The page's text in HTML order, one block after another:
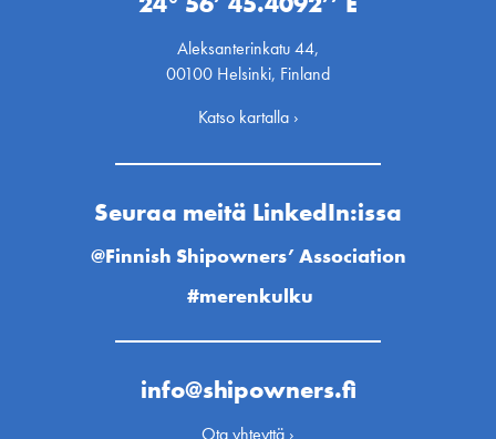
Aleksanterinkatu 44,
00100 Helsinki, Finland
Katso kartalla ›
Seuraa meitä LinkedIn:issa
@Finnish Shipowners’ Association
#merenkulku
info@shipowners.fi
Ota yhteyttä ›